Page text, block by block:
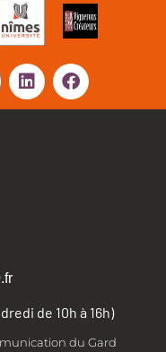
de 10h à 16h)
du Gard